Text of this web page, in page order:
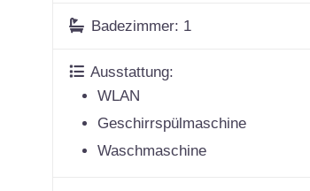
Badezimmer: 1
Ausstattung:
WLAN
Geschirrspülmaschine
Waschmaschine